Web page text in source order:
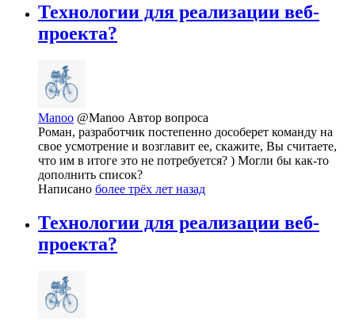
Технологии для реализации веб-
проекта?
Manoo @Manoo Автор вопроса
Роман, разработчик постепенно дособерет команду на
свое усмотрение и возглавит ее, скажите, Вы считаете,
что им в итоге это не потребуется? ) Могли бы как-то
дополнить список?
Написано более трёх лет назад
Технологии для реализации веб-
проекта?